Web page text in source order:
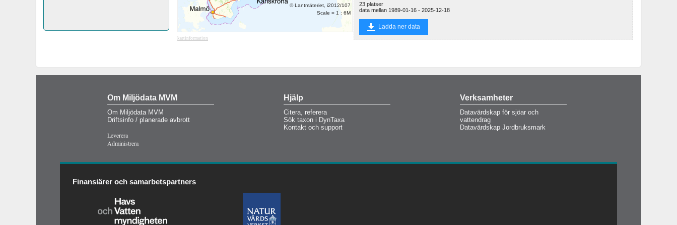
Scale = 1 : 6M
© Lantmäteriet, i2012/107
kartinformation
Strömsrum
23 platser
data mellan 1989-01-16 - 2025-12-18
Ladda ner data
Om Miljödata MVM
Om Miljödata MVM
Driftsinfo / planerade avbrott
Leverera
Administrera
Hjälp
Citera, referera
Sök taxon i DynTaxa
Kontakt och support
Verksamheter
Datavärdskap för sjöar och
vattendrag
Datavärdskap Jordbruksmark
Finansiärer och samarbetspartners